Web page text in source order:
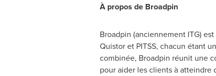
À propos de Broadpin
Broadpin (anciennement ITG)
Quistor et PITSS, chacun étant
combinée, Broadpin réunit une
pour aider les clients à atteindre